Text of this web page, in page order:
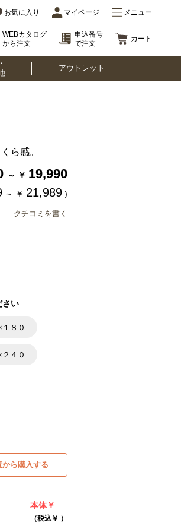
お気に入り マイページ メニュー
WEBカタログ
から注文
申込番号
で注文
カート
アウトレット
ら感。
～ ￥ 19,990
～ ￥ 21,989 )
クチコミを書く
さい
１８０
２４０
ら購入する
本体￥
（税込￥ ）